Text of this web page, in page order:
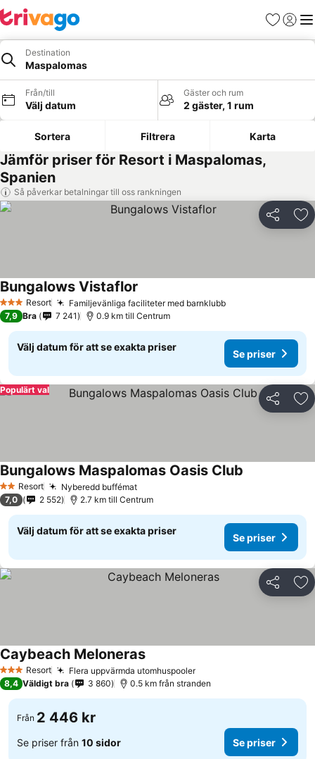
Favoriter
Logga
Destination
Maspalomas
Från/till
Välj datum
Gäster och rum
2 gäster, 1 rum
Sortera Filtrera Karta
Jämför priser för Resort i Maspalomas,
Spanien
Så påverkar betalningar till oss rankningen
Dela
3 StjärnorResort Familjevänliga faciliteter med barnklubb
Bungalows Vistaflor
7,9 Bra 7 241 0.9 km till Centrum
Välj datum för att se exakta priser
Se priser
Dela
Populärt val
2 Stjärnor
Resort Nyberedd buffémat
Bungalows Maspalomas Oasis Club
7,0 2 552 2.7 km till Centrum
Välj datum för att se exakta priser
Se priser
Dela
3 StjärnorResort Flera uppvärmda utomhuspooler
Caybeach Meloneras
8,4 Väldigt bra 3 860 0.5 km från stranden
Från 2 446 kr
Se priser från 10 sidor Se priser